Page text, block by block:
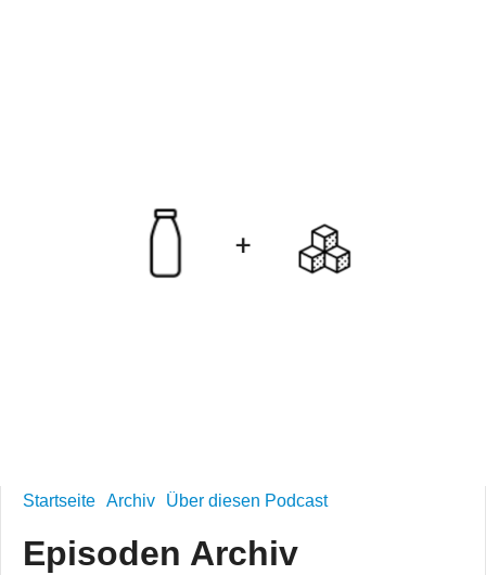
Startseite Archiv Über diesen Podcast
Episoden Archiv